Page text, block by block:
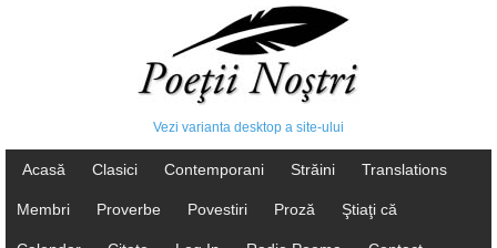
Vezi varianta desktop a site-ului
Acasă Clasici Contemporani Străini Translations
Membri Proverbe Povestiri Proză Ştiaţi că